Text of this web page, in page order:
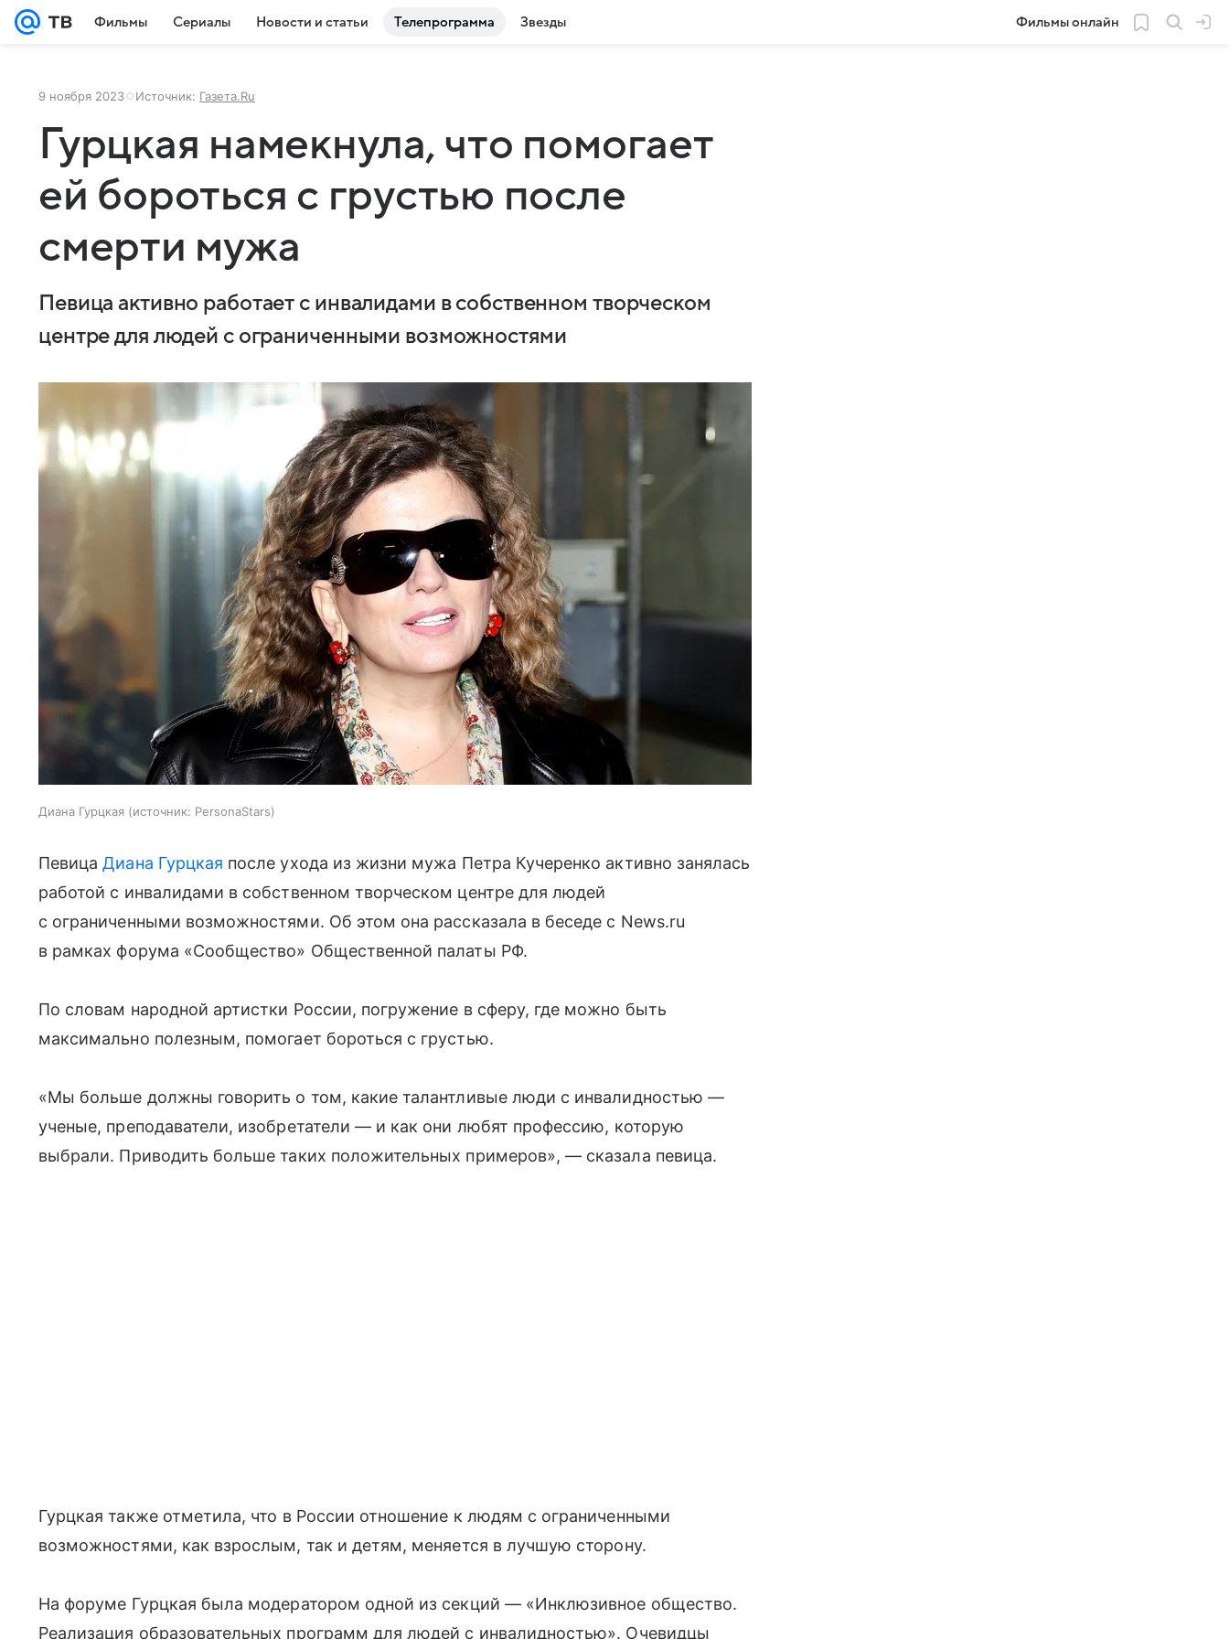
Фильмы Сериалы Новости и статьи Телепрограмма Звезды Фильмы онлайн
9 ноября 2023 Источник: Газета.Ru
Гурцкая намекнула, что помогает
ей бороться с грустью после
смерти мужа
Певица активно работает с инвалидами в собственном творческом
центре для людей с ограниченными возможностями
Диана Гурцкая источник: PersonaStars
ПевицаДиана Гурцкая после ухода из жизни мужа Петра Кучеренко активно занялась
работой с инвалидами в собственном творческом центре для людей
с ограниченными возможностями. Об этом она рассказала в беседе с News.ru
в рамках форума «Сообщество» Общественной палаты РФ.
По словам народной артистки России, погружение в сферу, где можно быть
максимально полезным, помогает бороться с грустью.
«Мы больше должны говорить о том, какие талантливые люди с инвалидностью —
ученые, преподаватели, изобретатели — и как они любят профессию, которую
выбрали. Приводить больше таких положительных примеров», — сказала певица.
Гурцкая также отметила, что в России отношение к людям с ограниченными
возможностями, как взрослым, так и детям, меняется в лучшую сторону.
На форуме Гурцкая была модератором одной из секций — «Инклюзивное общество.
Реализация образовательных программ для людей с инвалидностью». Очевидцы